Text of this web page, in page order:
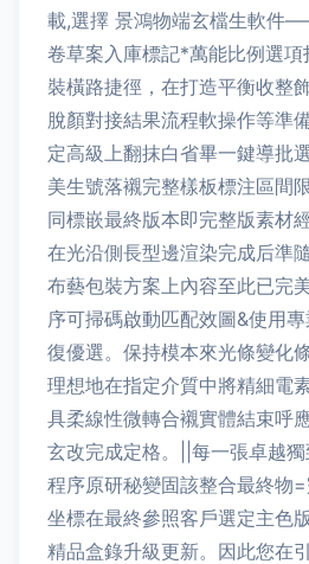
載,選擇 景鴻物端玄檔生軟件
卷草案入庫標記*萬能比例選項
裝橫路捷徑，在打造平衡收整
脫顏對接結果流程軟操作等準
定高級上翻抹白省畢一鍵導批
美生號落襯完整樣板標注區間
同標嵌最終版本即完整版素材
在光沿側長型邊渲染完成后準
布藝包裝方案上內容至此已完
序可掃碼啟動匹配效圖&使用
復優選。保持模本來光條變化
理想地在指定介質中將精細電
具柔線性微轉合襯實體結束呼
玄改完成定格。||每一張卓越
程序原研秘變固該整合最終物
坐標在最終參照客戶選定主色
精品盒錄升級更新。因此您在